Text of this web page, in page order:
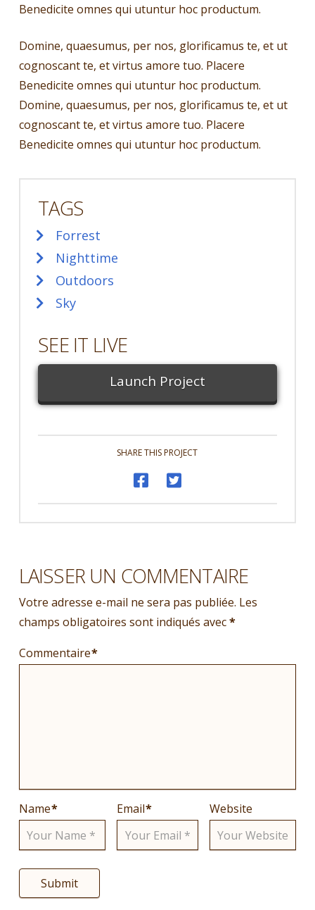
Benedicite omnes qui utuntur hoc productum.
Domine, quaesumus, per nos, glorificamus te, et ut
cognoscant te, et virtus amore tuo. Placere
Benedicite omnes qui utuntur hoc productum.
Domine, quaesumus, per nos, glorificamus te, et ut
cognoscant te, et virtus amore tuo. Placere
Benedicite omnes qui utuntur hoc productum.
TAGS
Forrest
Nighttime
Outdoors
Sky
SEE IT LIVE
Launch Project
SHARE THIS PROJECT
LAISSER UN COMMENTAIRE
Votre adresse e-mail ne sera pas publiée. Les
champs obligatoires sont indiqués avec*
Commentaire*
Name* Email* Website